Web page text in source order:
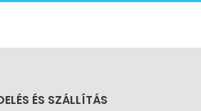
ÉS SZÁLLÍTÁS